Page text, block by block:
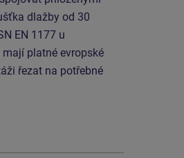
dlažby od 30
EN 1177 u
mají platné evropské
řezat na potřebné